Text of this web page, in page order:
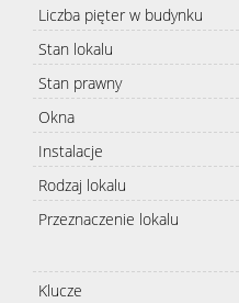
Liczba pięter w budynku
Stan lokalu
Stan prawny
Okna
Instalacje
Rodzaj lokalu
Przeznaczenie lokalu
Klucze